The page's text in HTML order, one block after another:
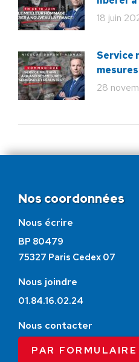
18 juin
Service
28
Nos coordonnées
Nous écrire
BP 80479
75327 Paris Cedex 07
Nous joindre
01.84.16.02.24
Nous contacter
PAR FORMULAIRE